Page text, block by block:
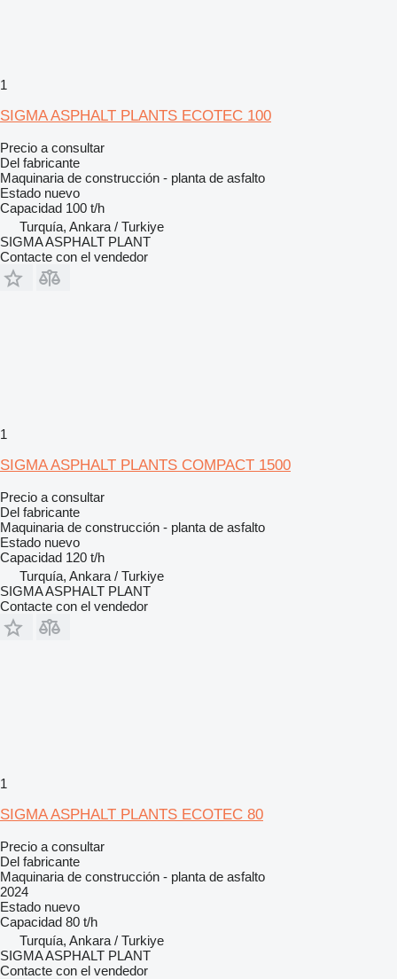
1
SIGMA ASPHALT PLANTS ECOTEC 100
Precio a consultar
Del fabricante
Maquinaria de construcción - planta de asfalto
Estado nuevo
Capacidad 100 t/h
Turquía, Ankara / Turkiye
SIGMA ASPHALT PLANT
Contacte con el vendedor
1
SIGMA ASPHALT PLANTS COMPACT 1500
Precio a consultar
Del fabricante
Maquinaria de construcción - planta de asfalto
Estado nuevo
Capacidad 120 t/h
Turquía, Ankara / Turkiye
SIGMA ASPHALT PLANT
Contacte con el vendedor
1
SIGMA ASPHALT PLANTS ECOTEC 80
Precio a consultar
Del fabricante
Maquinaria de construcción - planta de asfalto
2024
Estado nuevo
Capacidad 80 t/h
Turquía, Ankara / Turkiye
SIGMA ASPHALT PLANT
Contacte con el vendedor